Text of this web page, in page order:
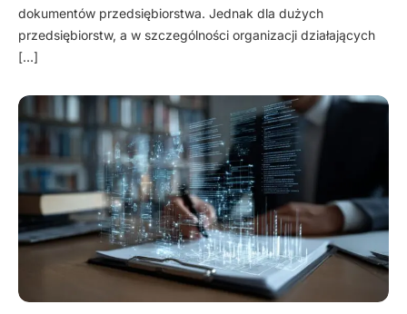
dokumentów przedsiębiorstwa. Jednak dla dużych
przedsiębiorstw, a w szczególności organizacji działających
[…]